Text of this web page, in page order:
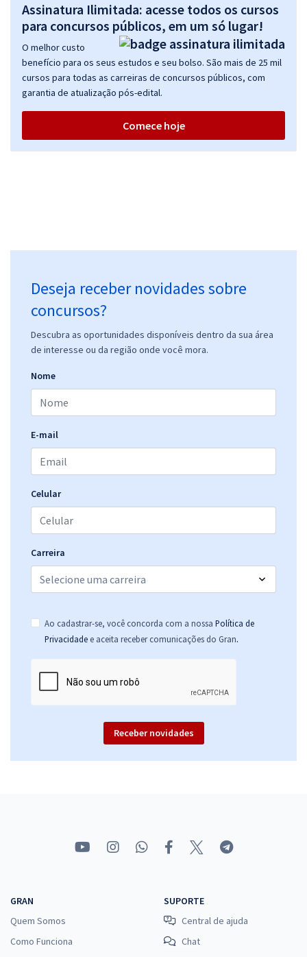
Assinatura Ilimitada: acesse todos os cursos
para concursos públicos, em um só lugar!
O melhor custo
benefício para os seus estudos e seu bolso. São mais de 25 mil
cursos para todas as carreiras de concursos públicos, com
garantia de atualização pós-edital.
Comece hoje
Deseja receber novidades sobre
concursos?
Descubra as oportunidades disponíveis dentro da sua área
de interesse ou da região onde você mora.
Nome
E-mail
Celular
Carreira
Ao cadastrar-se, você concorda com a nossa Política de
Privacidade e aceita receber comunicações do Gran.
Receber novidades
GRAN
Quem Somos
Como Funciona
SUPORTE
Central de ajuda
Chat